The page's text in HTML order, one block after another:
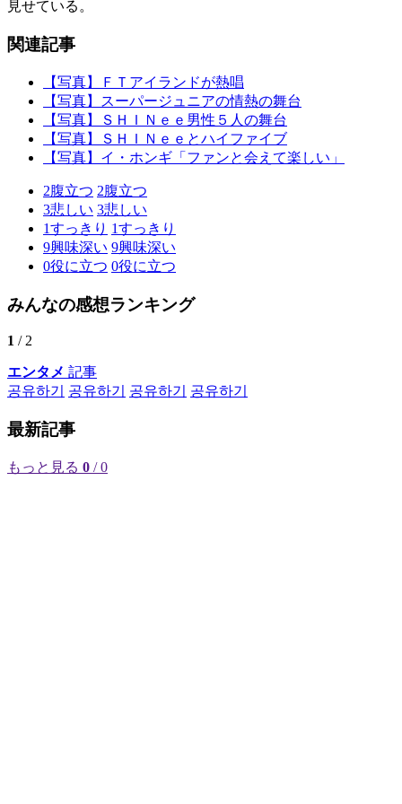
見せている。
関連記事
【写真】ＦＴアイランドが熱唱
【写真】スーパージュニアの情熱の舞台
【写真】ＳＨＩＮｅｅ男性５人の舞台
【写真】ＳＨＩＮｅｅとハイファイブ
【写真】イ・ホンギ「ファンと会えて楽しい」
2腹立つ 2腹立つ
3悲しい 3悲しい
1すっきり 1すっきり
9興味深い 9興味深い
0役に立つ 0役に立つ
みんなの感想ランキング
1 / 2
エンタメ 記事
공유하기
공유하기 공유하기 공유하기
最新記事
もっと見る 0 / 0